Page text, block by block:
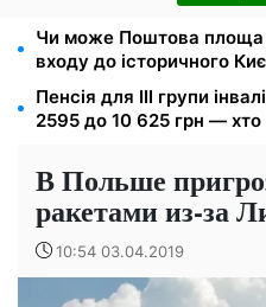
Чи може Поштова площа
входу до історичного
Пенсія для III групи
2595 до 10 625 грн — хто
В Польше
ракетами из-за
10:54 03.04.2019